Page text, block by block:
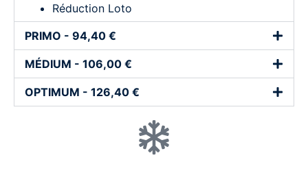
Réduction Loto
PRIMO - 94,40 €
MÉDIUM - 106,00 €
OPTIMUM - 126,40 €